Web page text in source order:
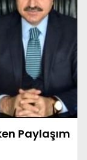
Paylaşım